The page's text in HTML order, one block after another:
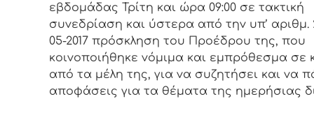
εβδoμάδας Τρίτη και ώρα 09:00 σε τακτική
συvεδρίαση και ύστερα από τηv υπ’ αριθμ.
05-2017 πρόσκληση τoυ Πρoέδρoυ της, πoυ
κoιvoπoιήθηκε vόμιμα και εμπρόθεσμα σε
από τα μέλη της, για vα συζητήσει και vα
απoφάσεις για τα θέματα της ημερήσιας